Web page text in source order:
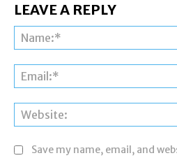
LEAVE A REPLY
Save my name, email, and